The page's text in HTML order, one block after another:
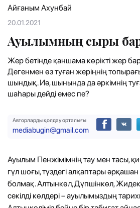
Айғаным Ахунбай
20.01.2021
Ауылымның сыры
Жер бетінде қаншама көрікті жер
Дегенмен өз туған жеріңнің
шындық. Иә, шынында да әркімнің
шаһары дейді емес пе?
Авторларды қолдау орталығы
mediabugin@gmail.com
Ауылым Пенжімімнің тау мен тасы,
гүл шоғы, түздегі алқаптары
болмақ. Алтынкөл, Дүпшінкөл,
секілді көлдері – ауылымыздың